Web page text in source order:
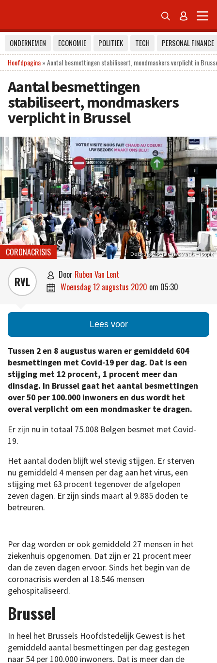
 
ONDERNEMEN ECONOMIE POLITIEK TECH
PERSONAL FINANCE
Hoofdpagina»Aantal besmettingen stabiliseert, mondmaskers verplicht in
Aantal besmettingen
stabiliseert, mondmaskers
verplicht in Brussel
De Brusselse Nieuwstraat. – Isopix
CORONACRISIS
RVL  door Ruben Van Lent
 woensdag 12 augustus 2020 om 05:30
Lees voor
Tussen 2 en 8 augustus waren er gemiddeld 604
besmettingen met Covid-19 per dag. Dat is een
stijging met 12 procent, 1 procent meer dan
dinsdag. In Brussel gaat het aantal besmettingen
over 50 per 100.000 inwoners en dus wordt het
overal verplicht om een mondmasker te dragen.
Er zijn nu in totaal 75.008 Belgen besmet met Covid-
19.
Het aantal doden blijft wel stevig stijgen. Er sterven
nu gemiddeld 4 mensen per dag aan het virus, een
stijging met 63 procent tegenover de afgelopen
zeven dagen. Er zijn sinds maart al 9.885 doden te
betreuren.
Per dag worden er ook gemiddeld 27 mensen in het
ziekenhuis opgenomen. Dat zijn er 21 procent meer
dan de zeven dagen ervoor. Sinds het begin van de
coronacrisis werden al 18.546 mensen
gehospitaliseerd.
Brussel
In heel het Brussels Hoofdstedelijk Gewest is het
gemiddeld aantal besmettingen per dag gestegen
naar 54 per 100.000 inwoners. Dat is meer dan de